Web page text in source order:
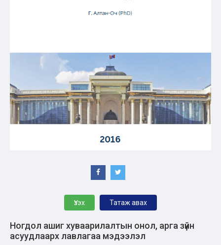
Үзэх Татаж авах
Ногдол ашиг хуваарилалтын онол, арга зүйн
асуудлаарх лавлагаа мэдээлэл